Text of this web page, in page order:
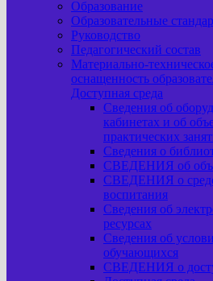
Образование
Образовательные
Руководство
Педагогический состав
Материально-
оснащенность
Доступная среда
Сведения об
кабинетах и об
практических
Сведения о
СВЕДЕНИЯ об
СВЕДЕНИЯ о
воспитания
Сведения об
ресурсах
Сведения об
обучающихся
СВЕДЕНИЯ о